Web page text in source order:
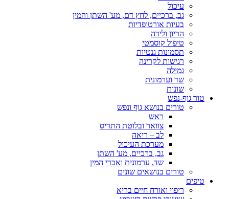
עיכול
גב, ברכיים, לחץ דם, מע' השתן והמין
בעיות אורטופדיות
הריון ולידה
טיפול קוסמטי
תסמונות גנטיות
רגישות לקרינה
גמילה
שד וערמונית
שונות
טור גוף-נפש
טורים בנושא גוף ונפש
ראש
צוואר ובלוטת התריס
לב – ריאה
מערכת העיכול
גב, ברכיים, מע' השתן
שד, ערמונית ואברי המין
טורים בנושאים שונים
טיפים
ריפוי ואורח חיים בריא